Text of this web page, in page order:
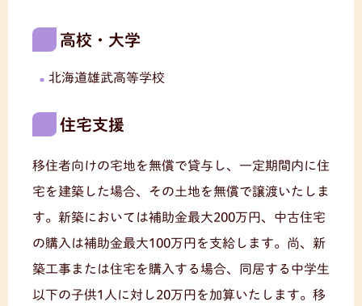
高校・大学
北海道雄武高等学校
住宅支援
移住者向けの宅地を無償で貸与し、一定期間内に住
宅を建築した場合、その土地を無償で譲渡いたしま
す。新築においては補助金最大200万円、中古住宅
の購入は補助金最大100万円を支給します。尚、新
築工事または住宅を購入する場合、同居する中学生
以下の子供1人に対し20万円を加算いたします。移